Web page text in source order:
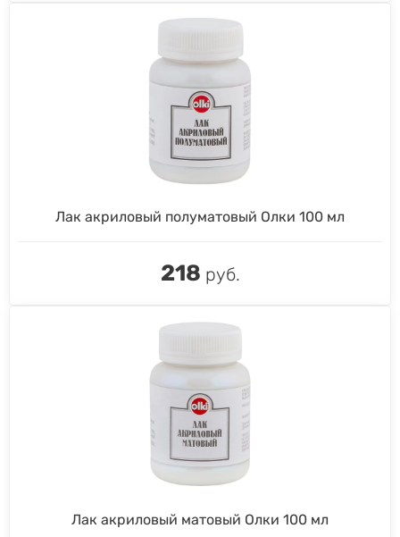
Лак акриловый полуматовый Олки 100 мл
218 руб.
Лак акриловый матовый Олки 100 мл